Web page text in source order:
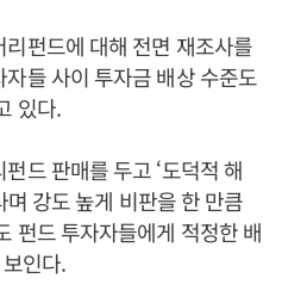
펀드에 대해 전면 재조사를
들 사이 투자금 배상 수준도
있다.
드 판매를 두고 ‘도덕적 해
며 강도 높게 비판을 한 만큼
펀드 투자자들에게 적정한 배
인다.